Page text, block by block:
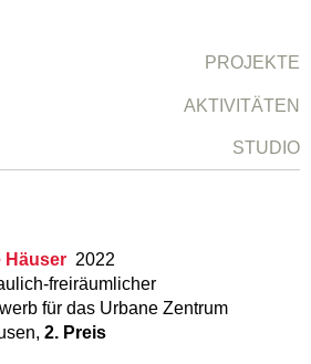
PROJEKTE
AKTIVITÄTEN
STUDIO
Häuser 2022
freiräumlicher
für das Urbane Zentrum
2. Preis